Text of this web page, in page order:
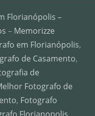
Florianópolis –
– Memorizze
em Florianópolis,
de Casamento,
de
Fotografo de
, Fotografo